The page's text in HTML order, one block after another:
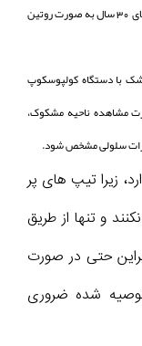
یا خیر. این آزمایش معمولا همراه با پاپ اسمیر یا در زنان بالای 30 سال به صورت روتین
با دستگاه کولپوسکوپ
مشاهده ناحیه مشکوک،
سلولی مشخص شود.
زیرا تیپ های پر
و تنها از طریق
حتی در صورت
شده ضروری